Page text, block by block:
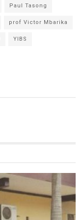
Paul Tasong
prof Victor Mbarika
YIBS